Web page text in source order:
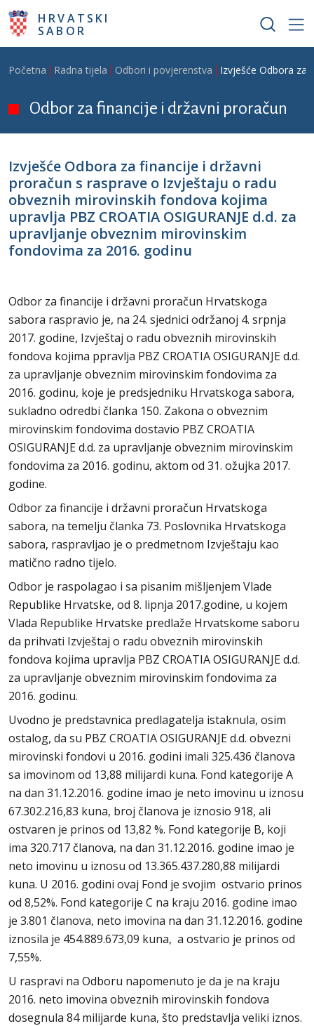
Skoči na glavni sadržaj
HRVATSKI
SABOR
Breadcrumb
Početna Radna tijela Odbori i povjerenstva Izvješće Odbora za
Odbor za financije i državni proračun
Izvješće Odbora za financije i državni
proračun s rasprave o Izvještaju o radu
obveznih mirovinskih fondova kojima
upravlja PBZ CROATIA OSIGURANJE d.d. za
upravljanje obveznim mirovinskim
fondovima za 2016. godinu
Odbor za financije i državni proračun Hrvatskoga
sabora raspravio je, na 24. sjednici održanoj 4. srpnja
2017. godine, Izvještaj o radu obveznih mirovinskih
fondova kojima ppravlja PBZ CROATIA OSIGURANJE d.d.
za upravljanje obveznim mirovinskim fondovima za
2016. godinu, koje je predsjedniku Hrvatskoga sabora,
sukladno odredbi članka 150. Zakona o obveznim
mirovinskim fondovima dostavio PBZ CROATIA
OSIGURANJE d.d. za upravljanje obveznim mirovinskim
fondovima za 2016. godinu, aktom od 31. ožujka 2017.
godine.
Odbor za financije i državni proračun Hrvatskoga
sabora, na temelju članka 73. Poslovnika Hrvatskoga
sabora, raspravljao je o predmetnom Izvještaju kao
matično radno tijelo.
Odbor je raspolagao i sa pisanim mišljenjem Vlade
Republike Hrvatske, od 8. lipnja 2017.godine, u kojem
Vlada Republike Hrvatske predlaže Hrvatskome saboru
da prihvati Izvještaj o radu obveznih mirovinskih
fondova kojima upravlja PBZ CROATIA OSIGURANJE d.d.
za upravljanje obveznim mirovinskim fondovima za
2016. godinu.
Uvodno je predstavnica predlagatelja istaknula, osim
ostalog, da su PBZ CROATIA OSIGURANJE d.d. obvezni
mirovinski fondovi u 2016. godini imali 325.436 članova
sa imovinom od 13,88 milijardi kuna. Fond kategorije A
na dan 31.12.2016. godine imao je neto imovinu u iznosu
67.302.216,83 kuna, broj članova je iznosio 918, ali
ostvaren je prinos od 13,82 %. Fond kategorije B, koji
ima 320.717 članova, na dan 31.12.2016. godine imao je
neto imovinu u iznosu od 13.365.437.280,88 milijardi
kuna. U 2016. godini ovaj Fond je svojim ostvario prinos
od 8,52%. Fond kategorije C na kraju 2016. godine imao
je 3.801 članova, neto imovina na dan 31.12.2016. godine
iznosila je 454.889.673,09 kuna, a ostvario je prinos od
7,55%.
U raspravi na Odboru napomenuto je da je na kraju
2016. neto imovina obveznih mirovinskih fondova
dosegnula 84 milijarde kuna, što predstavlja veliki iznos.